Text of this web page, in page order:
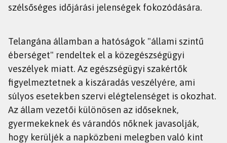
szélsőséges időjárási jelenségek fokozódására.
Telangána államban a hatóságok "állami szintű
éberséget" rendeltek el a közegészségügyi
veszélyek miatt. Az egészségügyi szakértők
figyelmeztetnek a kiszáradás veszélyére, ami
súlyos esetekben szervi elégtelenséget is okozhat.
Az állam vezetői különösen az időseknek,
gyermekeknek és várandós nőknek javasolják,
hogy kerüljék a napközbeni melegben való kint